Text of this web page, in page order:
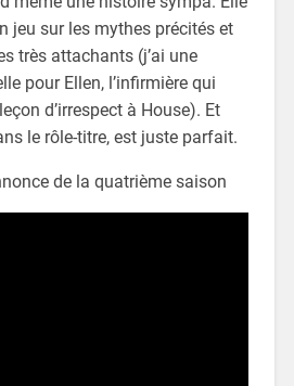
jeu sur les mythes précités et
très attachants (j’ai une
pour Ellen, l’infirmière qui
d’irrespect à House). Et
le rôle-titre, est juste parfait.
de la quatrième saison